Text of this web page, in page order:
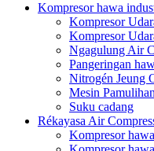
Kompresor hawa
Kompresor
Kompresor
Ngagulung Air
Pangeringan
Nitrogén Jeung
Mesin
Suku cadang
Rékayasa Air
Kompresor